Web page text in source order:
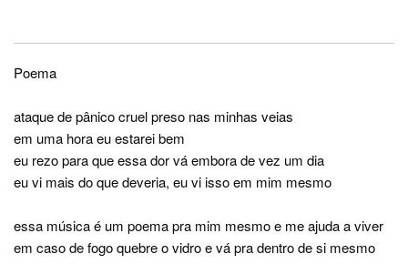
Poema
ataque de pânico cruel preso nas minhas veias
em uma hora eu estarei bem
eu rezo para que essa dor vá embora de vez um dia
eu vi mais do que deveria, eu vi isso em mim mesmo
essa música é um poema pra mim mesmo e me ajuda a viver
em caso de fogo quebre o vidro e vá pra dentro de si mesmo